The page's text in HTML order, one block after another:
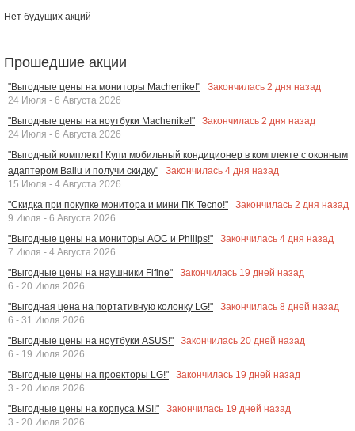
Нет будущих акций
Прошедшие акции
"Выгодные цены на мониторы Machenike!" Закончилась 2 дня назад
24 Июля - 6 Августа 2026
"Выгодные цены на ноутбуки Machenike!"
Закончилась 2 дня назад
24 Июля - 6 Августа 2026
"Выгодный комплект! Купи мобильный кондиционер в комплекте с оконным
адаптером Ballu и получи скидку"
Закончилась 4 дня назад
15 Июля - 4 Августа 2026
"Скидка при покупке монитора и мини ПК Tecno!"
Закончилась 2 дня назад
9 Июля - 6 Августа 2026
"Выгодные цены на мониторы AOC и Philips!"
Закончилась 4 дня назад
7 Июля - 4 Августа 2026
"Выгодные цены на наушники Fifine"
Закончилась 19 дней назад
6 - 20 Июля 2026
"Выгодная цена на портативную колонку LG!"
Закончилась 8 дней назад
6 - 31 Июля 2026
"Выгодные цены на ноутбуки ASUS!"
Закончилась 20 дней назад
6 - 19 Июля 2026
"Выгодные цены на проекторы LG!"
Закончилась 19 дней назад
3 - 20 Июля 2026
"Выгодные цены на корпуса MSI!"
Закончилась 19 дней назад
3 - 20 Июля 2026